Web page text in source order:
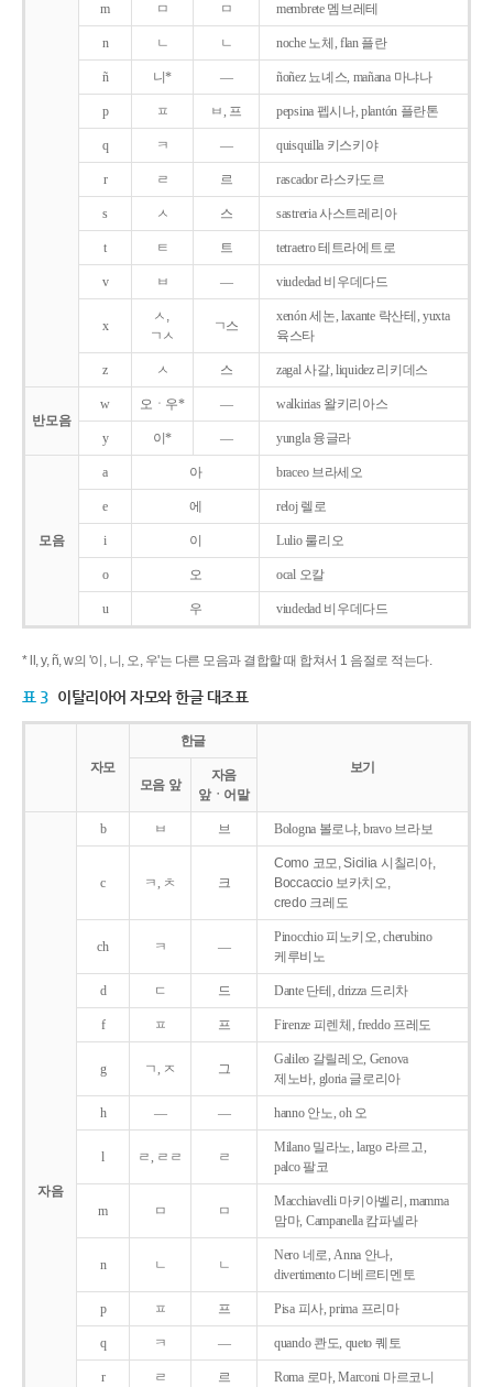
m ㅁ ㅁ membrete 멤브레테
n ㄴ ㄴ noche 노체, flan 플란
ñ 니* ― ñoñez 뇨녜스, mañana 마냐나
p ㅍ ㅂ, 프 pepsina 펩시나, plantón 플란톤
q ㅋ ― quisquilla 키스키야
r ㄹ 르 rascador 라스카도르
s ㅅ 스 sastreria 사스트레리아
t ㅌ 트 tetraetro 테트라에트로
v ㅂ ― viudedad 비우데다드
x
ㅅ,
ㄱㅅ
ㄱ스
xenón 세논, laxante 락산테, yuxta
육스타
z ㅅ 스 zagal 사갈, liquidez 리키데스
반모음
w 오ㆍ우* ― walkirias 왈키리아스
y 이* ― yungla 융글라
모음
a 아 braceo 브라세오
e 에 reloj 렐로
i 이 Lulio 룰리오
o 오 ocal 오칼
u 우 viudedad 비우데다드
* ll, y, ñ, w의 '이, 니, 오, 우'는 다른 모음과 결합할 때 합쳐서 1 음절로 적는다.
표 3 이탈리아어 자모와 한글 대조표
자모
한글
보기
모음 앞
자음
앞ㆍ어말
자음
b ㅂ 브 Bologna 볼로냐, bravo 브라보
c ㅋ, ㅊ 크
Como 코모, Sicilia 시칠리아,
Boccaccio 보카치오,
credo 크레도
ch ㅋ ―
Pinocchio 피노키오, cherubino
케루비노
d ㄷ 드 Dante 단테, drizza 드리차
f ㅍ 프 Firenze 피렌체, freddo 프레도
g ㄱ, ㅈ 그
Galileo 갈릴레오, Genova
제노바, gloria 글로리아
h ― ― hanno 안노, oh 오
l ㄹ, ㄹㄹ ㄹ
Milano 밀라노, largo 라르고,
palco 팔코
m ㅁ ㅁ
Macchiavelli 마키아벨리, mamma
맘마, Campanella 캄파넬라
n ㄴ ㄴ
Nero 네로, Anna 안나,
divertimento 디베르티멘토
p ㅍ 프 Pisa 피사, prima 프리마
q ㅋ ― quando 콴도, queto 퀘토
r ㄹ 르 Roma 로마, Marconi 마르코니